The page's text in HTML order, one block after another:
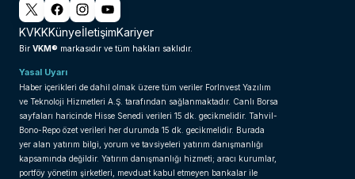
KVKKKünyeİletişimKariyer
Bir VKM® markasıdır ve tüm hakları saklıdır.
Yasal Uyarı
Haber içerikleri de dahil olmak üzere tüm veriler ForInvest Yazılım
ve Teknoloji Hizmetleri A.Ş. tarafından sağlanmaktadır. Canlı Borsa
sayfaları haricinde Hisse Senedi verileri 15 dk. gecikmelidir. Tahvil-
Bono-Repo özet verileri her durumda 15 dk. gecikmelidir. Burada
yer alan yatırım bilgi, yorum ve tavsiyeleri yatırım danışmanlığı
kapsamında değildir. Yatırım danışmanlığı hizmeti; aracı kurumlar,
portföy yönetim şirketleri, mevduat kabul etmeyen bankalar ile